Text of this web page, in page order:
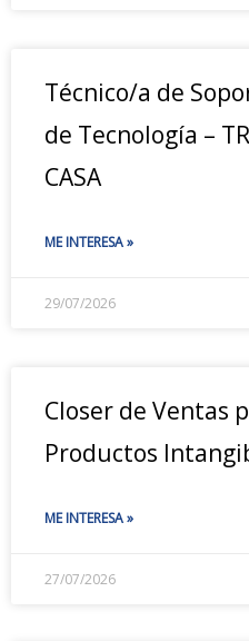
Técnico/a de
de Tecnología –
CASA
ME INTERESA »
29/07/2026
Closer de Ventas
Productos
ME INTERESA »
27/07/2026